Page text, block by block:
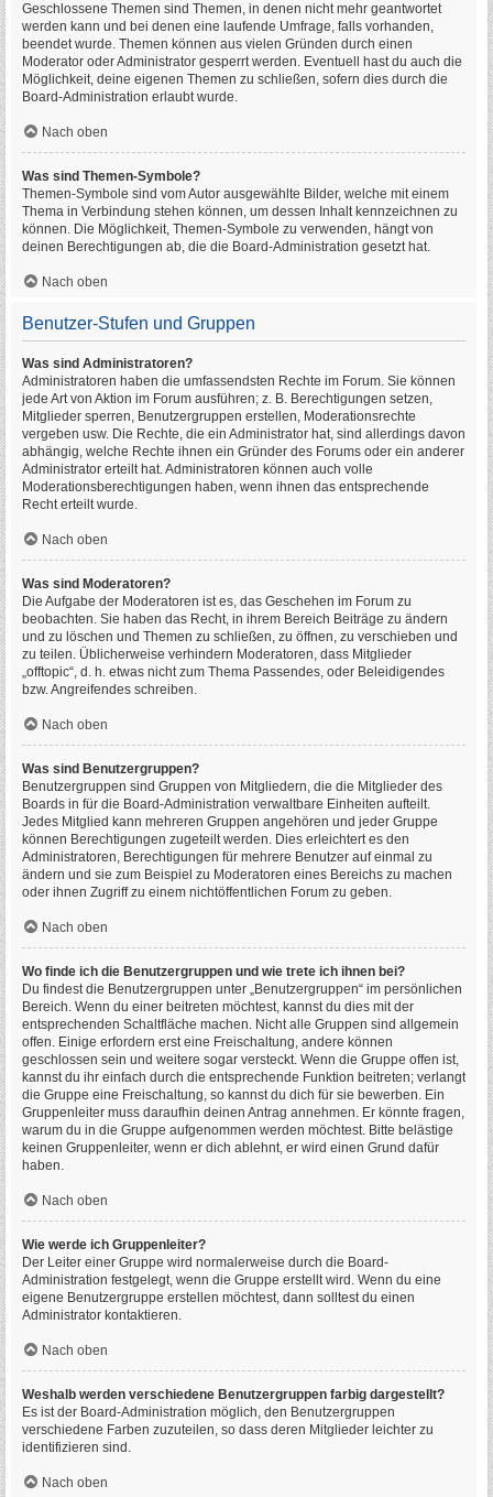
Geschlossene Themen sind Themen, in denen nicht mehr geantwortet
werden kann und bei denen eine laufende Umfrage, falls vorhanden,
beendet wurde. Themen können aus vielen Gründen durch einen
Moderator oder Administrator gesperrt werden. Eventuell hast du auch die
Möglichkeit, deine eigenen Themen zu schließen, sofern dies durch die
Board-Administration erlaubt wurde.
Nach oben
Was sind Themen-Symbole?
Themen-Symbole sind vom Autor ausgewählte Bilder, welche mit einem
Thema in Verbindung stehen können, um dessen Inhalt kennzeichnen zu
können. Die Möglichkeit, Themen-Symbole zu verwenden, hängt von
deinen Berechtigungen ab, die die Board-Administration gesetzt hat.
Nach oben
Benutzer-Stufen und Gruppen
Was sind Administratoren?
Administratoren haben die umfassendsten Rechte im Forum. Sie können
jede Art von Aktion im Forum ausführen; z. B. Berechtigungen setzen,
Mitglieder sperren, Benutzergruppen erstellen, Moderationsrechte
vergeben usw. Die Rechte, die ein Administrator hat, sind allerdings davon
abhängig, welche Rechte ihnen ein Gründer des Forums oder ein anderer
Administrator erteilt hat. Administratoren können auch volle
Moderationsberechtigungen haben, wenn ihnen das entsprechende
Recht erteilt wurde.
Nach oben
Was sind Moderatoren?
Die Aufgabe der Moderatoren ist es, das Geschehen im Forum zu
beobachten. Sie haben das Recht, in ihrem Bereich Beiträge zu ändern
und zu löschen und Themen zu schließen, zu öffnen, zu verschieben und
zu teilen. Üblicherweise verhindern Moderatoren, dass Mitglieder
„offtopic“, d. h. etwas nicht zum Thema Passendes, oder Beleidigendes
bzw. Angreifendes schreiben.
Nach oben
Was sind Benutzergruppen?
Benutzergruppen sind Gruppen von Mitgliedern, die die Mitglieder des
Boards in für die Board-Administration verwaltbare Einheiten aufteilt.
Jedes Mitglied kann mehreren Gruppen angehören und jeder Gruppe
können Berechtigungen zugeteilt werden. Dies erleichtert es den
Administratoren, Berechtigungen für mehrere Benutzer auf einmal zu
ändern und sie zum Beispiel zu Moderatoren eines Bereichs zu machen
oder ihnen Zugriff zu einem nichtöffentlichen Forum zu geben.
Nach oben
Wo finde ich die Benutzergruppen und wie trete ich ihnen bei?
Du findest die Benutzergruppen unter „Benutzergruppen“ im persönlichen
Bereich. Wenn du einer beitreten möchtest, kannst du dies mit der
entsprechenden Schaltfläche machen. Nicht alle Gruppen sind allgemein
offen. Einige erfordern erst eine Freischaltung, andere können
geschlossen sein und weitere sogar versteckt. Wenn die Gruppe offen ist,
kannst du ihr einfach durch die entsprechende Funktion beitreten; verlangt
die Gruppe eine Freischaltung, so kannst du dich für sie bewerben. Ein
Gruppenleiter muss daraufhin deinen Antrag annehmen. Er könnte fragen,
warum du in die Gruppe aufgenommen werden möchtest. Bitte belästige
keinen Gruppenleiter, wenn er dich ablehnt, er wird einen Grund dafür
haben.
Nach oben
Wie werde ich Gruppenleiter?
Der Leiter einer Gruppe wird normalerweise durch die Board-
Administration festgelegt, wenn die Gruppe erstellt wird. Wenn du eine
eigene Benutzergruppe erstellen möchtest, dann solltest du einen
Administrator kontaktieren.
Nach oben
Weshalb werden verschiedene Benutzergruppen farbig dargestellt?
Es ist der Board-Administration möglich, den Benutzergruppen
verschiedene Farben zuzuteilen, so dass deren Mitglieder leichter zu
identifizieren sind.
Nach oben